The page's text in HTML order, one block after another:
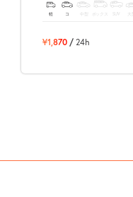
軽 コ ボックス SUV
¥1,870 / 24h